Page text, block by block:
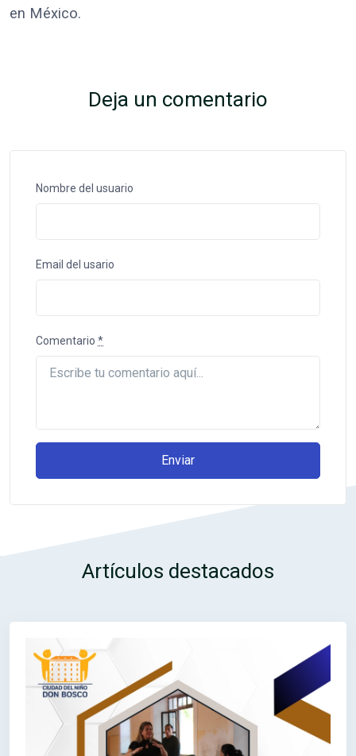
en México.
Deja un comentario
Nombre del usuario
Email del usario
Comentario *
Enviar
Artículos destacados